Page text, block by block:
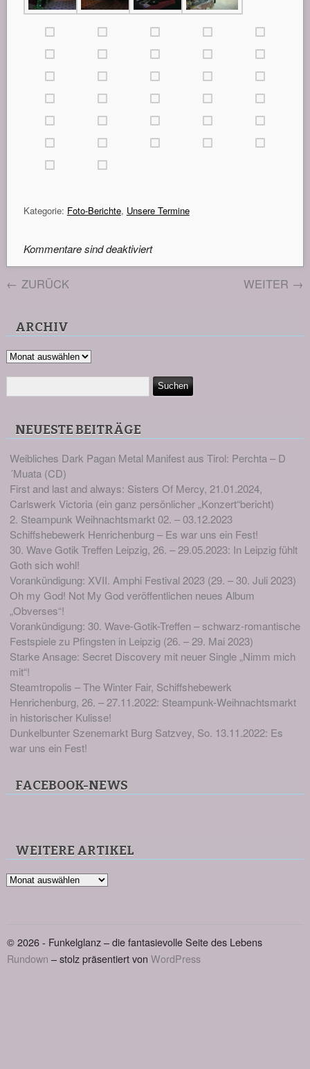
Kategorie: Foto-Berichte, Unsere Termine
Kommentare sind deaktiviert
← ZURÜCK WEITER →
ARCHIV
Archiv
NEUESTE BEITRÄGE
Weibliches Dark Pagan Metal Manifest aus Tirol: Perchta – D
´Muata (CD)
First and last and always: Sisters Of Mercy, 21.01.2024,
Carlswerk Victoria (ein ganz persönlicher „Konzert“bericht)
2. Steampunk Weihnachtsmarkt 02. – 03.12.2023
Schiffshebewerk Henrichenburg – Es war uns ein Fest!
30. Wave Gotik Treffen Leipzig, 26. – 29.05.2023: In Leipzig fühlt
Goth sich wohl!
Vorankündigung: XVII. Amphi Festival 2023 (29. – 30. Juli 2023)
Oh my God! Not My God veröffentlichen neues Album
„Obverses“!
Vorankündigung: 30. Wave-Gotik-Treffen – schwarz-romantische
Festspiele zu Pfingsten in Leipzig (26. – 29. Mai 2023)
Starke Ansage: Secret Discovery mit neuer Single „Nimm mich
mit“!
Steamtropolis – The Winter Fair, Schiffshebewerk
Henrichenburg, 26. – 27.11.2022: Steampunk-Weihnachtsmarkt
in historischer Kulisse!
Dunkelbunter Szenemarkt Burg Satzvey, So. 13.11.2022: Es
war uns ein Fest!
FACEBOOK-NEWS
WEITERE ARTIKEL
Weitere
© 2026 - Funkelglanz – die fantasievolle Seite des Lebens
Rundown – stolz präsentiert von WordPress